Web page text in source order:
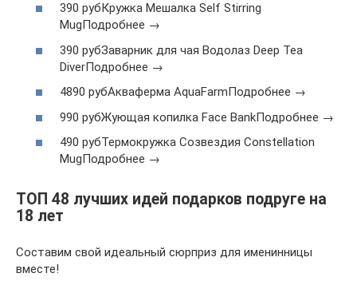
390 рубКружка Мешалка Self Stirring
MugПодробнее →
390 рубЗаварник для чая Водолаз Deep Tea
DiverПодробнее →
4890 рубАкваферма AquaFarmПодробнее →
990 рубЖующая копилка Face BankПодробнее →
490 рубТермокружка Созвездия Constellation
MugПодробнее →
ТОП 48 лучших идей подарков подруге на
18 лет
Составим свой идеальный сюрприз для именинницы
вместе!